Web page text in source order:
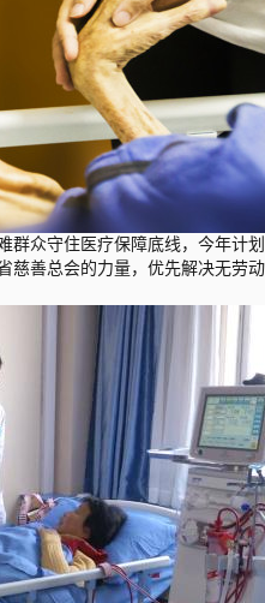
群众守住医疗保障底线，今年计
慈善总会的力量，优先解决无劳